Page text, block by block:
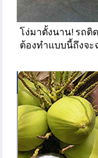
โง่มาตั้งนาน! รถ
ต้องทำแบบนี้ถึงจะ